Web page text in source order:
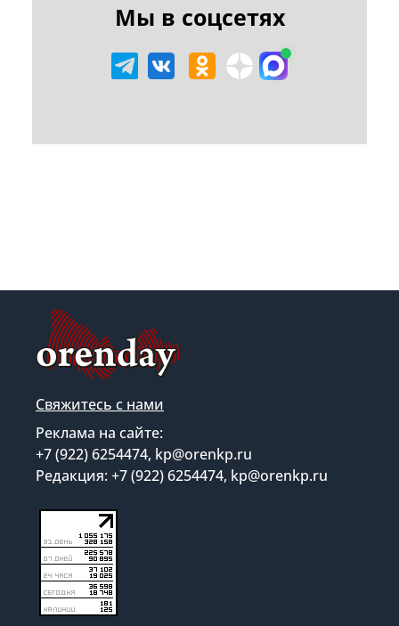
Мы в соцсетях
Свяжитесь с нами
Реклама на сайте:
+7 (922) 6254474, kp@orenkp.ru
Редакция: +7 (922) 6254474, kp@orenkp.ru